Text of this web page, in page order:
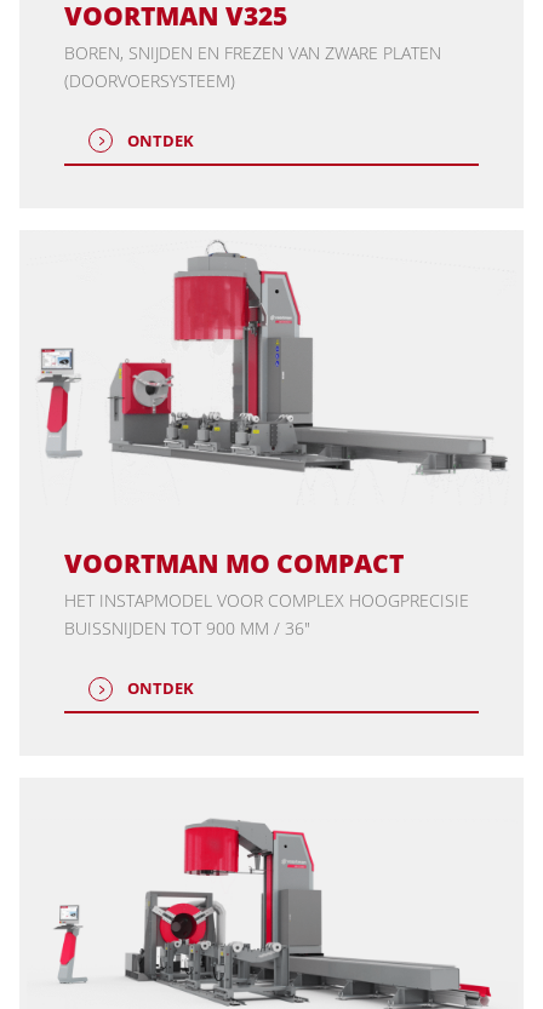
VOORTMAN V325
BOREN, SNIJDEN EN FREZEN VAN ZWARE PLATEN
(DOORVOERSYSTEEM)
ONTDEK
VOORTMAN MO COMPACT
HET INSTAPMODEL VOOR COMPLEX HOOGPRECISIE
BUISSNIJDEN TOT 900 MM / 36"
ONTDEK